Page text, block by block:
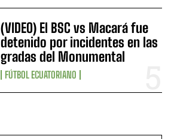
(VIDEO) El BSC vs Macará fue
detenido por incidentes en las
gradas del Monumental
FÚTBOL ECUATORIANO